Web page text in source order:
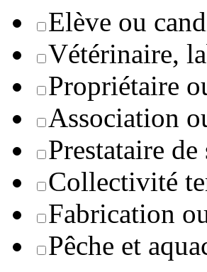
Elève ou
Vétérinaire,
Propriétaire
Association
Prestataire de
Collectivité
Fabrication
Pêche et